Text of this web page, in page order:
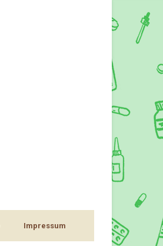
Impressum